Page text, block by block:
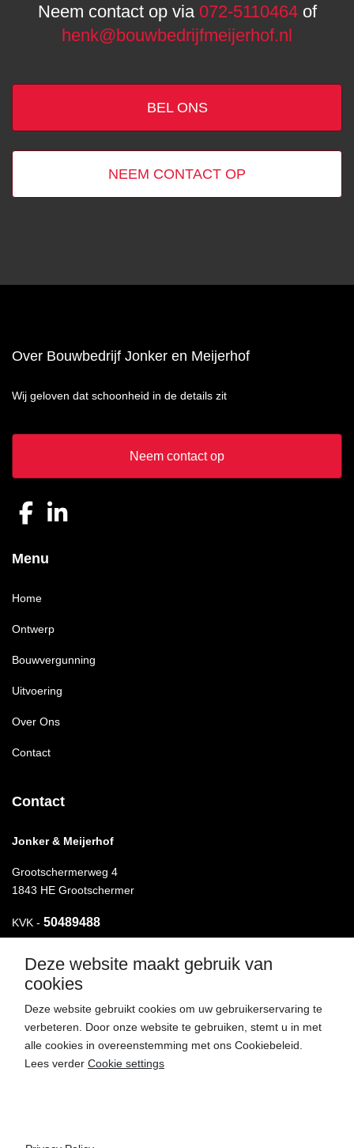
Neem contact op via 072-5110464of
henk@bouwbedrijfmeijerhof.nl
BEL ONS
NEEM CONTACT OP
Over Bouwbedrijf Jonker en Meijerhof
Wij geloven dat schoonheid in de details zit
Neem contact op
Menu
Home
Ontwerp
Bouwvergunning
Uitvoering
Over Ons
Contact
Contact
Jonker & Meijerhof
Grootschermerweg 4
1843 HE Grootschermer
KVK - 50489488
072-5110464
henk@bouwbedrijfmeijerhof.nl
Deze website maakt gebruik van
cookies
Deze website gebruikt cookies om uw gebruikerservaring te
verbeteren. Door onze website te gebruiken, stemt u in met
alle cookies in overeenstemming met ons Cookiebeleid.
Lees verder Cookie settings